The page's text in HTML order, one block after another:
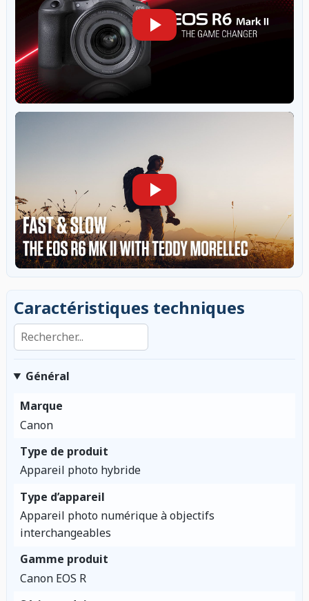
Caractéristiques techniques
Rechercher dans les caractéristiques
Général
Marque
Canon
Type de produit
Appareil photo hybride
Type d’appareil
Appareil photo numérique à objectifs
interchangeables
Gamme produit
Canon EOS R